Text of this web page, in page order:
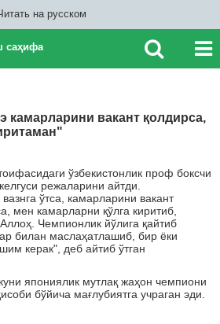
на русском
саҳифа
камарларини вакант қолдирса,
ўзбекистонлик проф боксчи
режаларини айтди.
ўтса, камарларини вакант
мен камарларни қўлга киритиб,
Чемпионлик йўлига қайтиб
билан маслаҳатлашиб, бир ёки
керак", деб айтиб ўтган
япониялик мутлақ жаҳон чемпиони
бўйича мағлубиятга учраган эди.